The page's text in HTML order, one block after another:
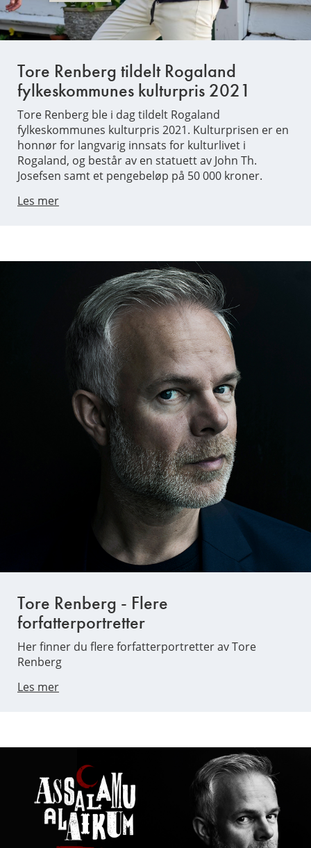
Tore Renberg tildelt Rogaland
fylkeskommunes kulturpris 2021
Tore Renberg ble i dag tildelt Rogaland
fylkeskommunes kulturpris 2021. Kulturprisen er en
honnør for langvarig innsats for kulturlivet i
Rogaland, og består av en statuett av John Th.
Josefsen samt et pengebeløp på 50 000 kroner.
Les mer
Tore Renberg - Flere
forfatterportretter
Her finner du flere forfatterportretter av Tore
Renberg
Les mer